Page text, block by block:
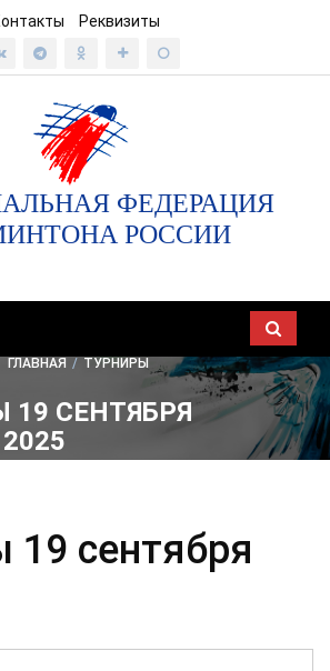
Реквизиты
ФЕДЕРАЦИЯ
РОССИИ
ГЛАВНАЯ / ТУРНИРЫ
19 СЕНТЯБРЯ
2025
19 сентября